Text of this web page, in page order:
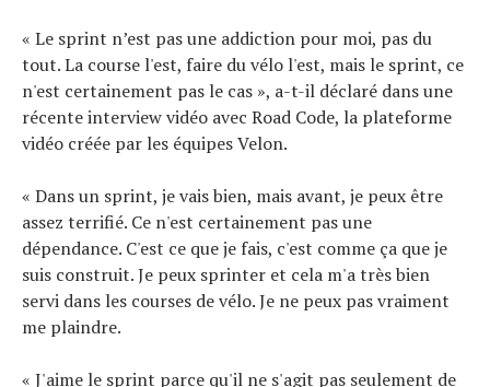
« Le sprint n’est pas une addiction pour moi, pas du
tout. La course l'est, faire du vélo l'est, mais le sprint, ce
n'est certainement pas le cas », a-t-il déclaré dans une
récente interview vidéo avec Road Code, la plateforme
vidéo créée par les équipes Velon.
« Dans un sprint, je vais bien, mais avant, je peux être
assez terrifié. Ce n'est certainement pas une
dépendance. C'est ce que je fais, c'est comme ça que je
suis construit. Je peux sprinter et cela m'a très bien
servi dans les courses de vélo. Je ne peux pas vraiment
me plaindre.
« J'aime le sprint parce qu'il ne s'agit pas seulement de